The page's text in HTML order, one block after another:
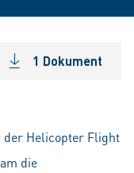
1 Dokument
Helicopter Flight
die